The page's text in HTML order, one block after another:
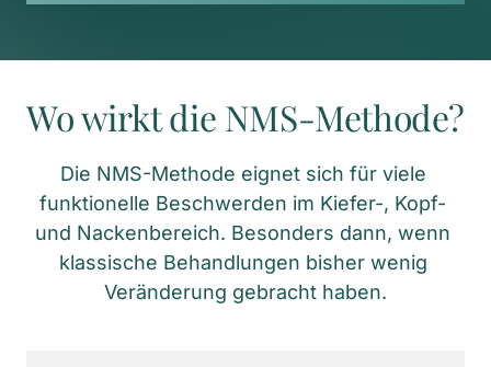
Wo wirkt die NMS-Methode?
Die NMS-Methode eignet sich für viele
funktionelle Beschwerden im Kiefer-, Kopf-
und Nackenbereich. Besonders dann, wenn
klassische Behandlungen bisher wenig
Veränderung gebracht haben.